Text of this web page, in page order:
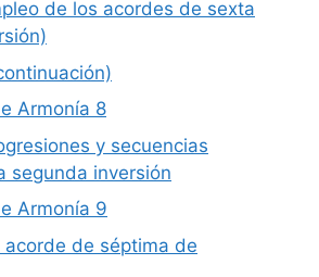
de los acordes de sexta
Armonía 8
y secuencias
segunda inversión
Armonía 9
acorde de séptima de